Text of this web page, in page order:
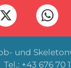
und
Tel.: +43 676 70